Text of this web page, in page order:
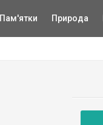
Пам'ятки Природа